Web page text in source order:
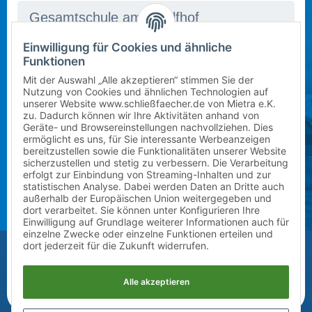
In dieser Schule stehen derzeit leider keine Schließfächer
zur Verfügung. Bitte kontaktieren Sie uns per E-Mail
aninfo@mietra.de.
Mietbeginn wählen
Schuljahr 2026/2027 (ab sofort)
Klasse wählen
Bitte wählen Sie die korrekte Klassenstufe im
kommenden Schuljahr.
7
Zusatz (Klasse a, b, c) wählen
?
Vor-/Nachname des Kindes
Einwilligung für Cookies und ähnliche
Funktionen
Mit der Auswahl „Alle akzeptieren“ stimmen Sie der
Nutzung von Cookies und ähnlichen Technologien auf
unserer Website www.schließfaecher.de von Mietra e.K.
zu. Dadurch können wir Ihre Aktivitäten anhand von
Geräte- und Browsereinstellungen nachvollziehen. Dies
ermöglicht es uns, für Sie interessante Werbeanzeigen
bereitzustellen sowie die Funktionalitäten unserer Website
sicherzustellen und stetig zu verbessern. Die Verarbeitung
erfolgt zur Einbindung von Streaming-Inhalten und zur
statistischen Analyse. Dabei werden Daten an Dritte auch
außerhalb der Europäischen Union weitergegeben und
dort verarbeitet. Sie können unter Konfigurieren Ihre
Einwilligung auf Grundlage weiterer Informationen auch für
einzelne Zwecke oder einzelne Funktionen erteilen und
dort jederzeit für die Zukunft widerrufen.
Alle akzeptieren